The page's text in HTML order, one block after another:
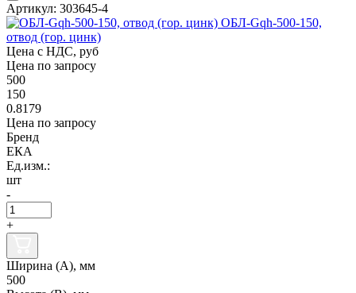
Артикул: 303645-4
ОБЛ-Gqh-500-150,
отвод (гор. цинк)
Цена с НДС, руб
Цена по запросу
500
150
0.8179
Цена по запросу
Бренд
ЕКА
Ед.изм.:
шт
-
+
Ширина (А), мм
500